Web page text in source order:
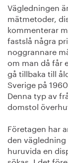
Vägledningen
mätmetoder,
kommenterar
fastslå några
noggrannare
om man då får
gå tillbaka till
Sverige på
Denna typ av
domstol
Företagen har
den
huruvida en